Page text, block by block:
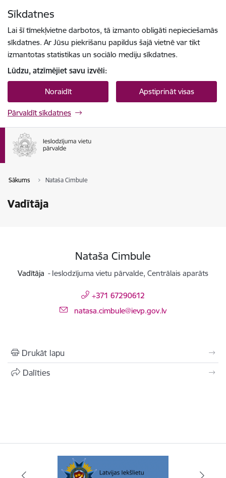
Sīkdatnes
Lai šī tīmekļvietne darbotos, tā izmanto obligāti nepieciešamās
sīkdatnes. Ar Jūsu piekrišanu papildus šajā vietnē var tikt
izmantotas statistikas un sociālo mediju sīkdatnes.
Lūdzu, atzīmējiet savu izvēli:
Noraidīt Apstiprināt visas
Pārvaldīt sīkdatnes
Sākums Nataša Cimbule
Vadītāja
Nataša Cimbule
Vadītāja Ieslodzījuma vietu pārvalde, Centrālais aparāts
+371 67290612
E-pasts:
natasa.cimbule@ievp.gov.lv
Drukāt lapu
Dalīties